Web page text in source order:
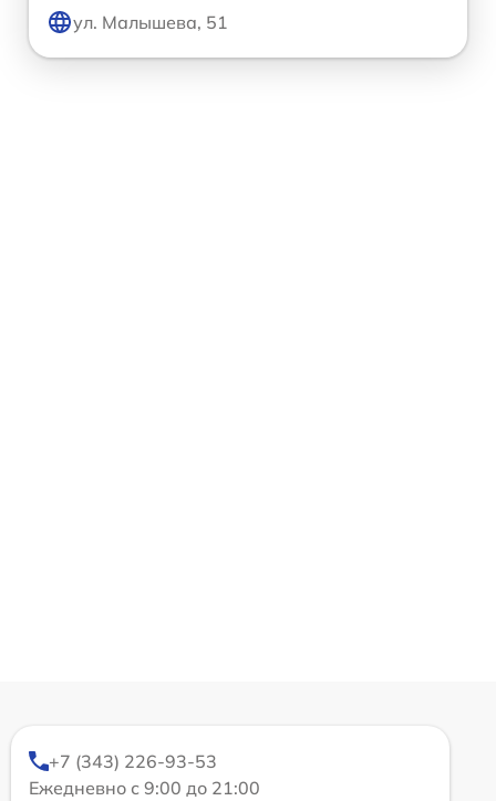
ул. Малышева, 51
+7 (343) 226-93-53
Ежедневно с 9:00 до 21:00